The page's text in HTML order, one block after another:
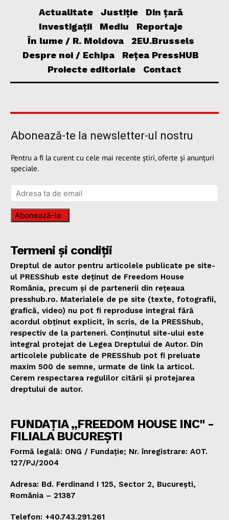
Actualitate Justiție
Din țară
Investigații
Mediu
Reportaje
În lume / R. Moldova
2EU.Brussels
Despre noi / Echipa
Rețea PressHUB
Proiecte editoriale
Contact
Abonează-te la newsletter-ul nostru
Pentru a fi la curent cu cele mai recente știri, oferte și anunțuri
speciale.
Abonează-te
Termeni și condiții
Dreptul de autor pentru articolele publicate pe site-
ul PRESShub este deținut de Freedom House
România, precum și de partenerii din rețeaua
presshub.ro. Materialele de pe site (texte, fotografii,
grafică, video) nu pot fi reproduse integral fără
acordul obținut explicit, în scris, de la PRESShub,
respectiv de la parteneri. Conținutul site-ului este
integral protejat de Legea Dreptului de Autor. Din
articolele publicate de PRESShub pot fi preluate
maxim 500 de semne, urmate de link la articol.
Cerem respectarea regulilor citării și protejarea
dreptului de autor.
FUNDAȚIA „FREEDOM HOUSE INC" -
FILIALA BUCUREȘTI
Formă legală: ONG / Fundație; Nr. înregistrare: AOT.
127/PJ/2004
Adresa: Bd. Ferdinand I 125, Sector 2, București,
România – 21387
Telefon: +40.743.291.261